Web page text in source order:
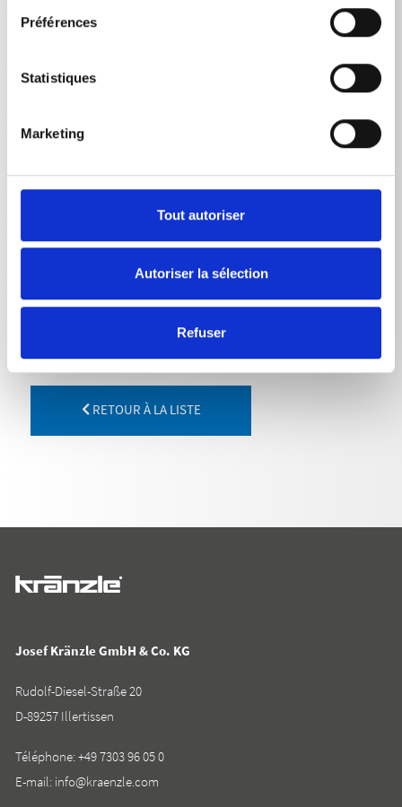
Préférences
Statistiques
Marketing
Tout autoriser
Autoriser la sélection
Refuser
Flexible de nettoyage de canalisation 10 m
0,799 kg
1,47kg
Flexible de nettoyage de canalisation 25 m1,835kg
Flexible de nettoyage de canalisation 30
m
kg
RETOUR À LA LISTE
Josef Kränzle GmbH & Co. KG
Rudolf-Diesel-Straße 20
D-89257 Illertissen
Téléphone:+49 7303 96 05 0
E-mail: info@kraenzle.com